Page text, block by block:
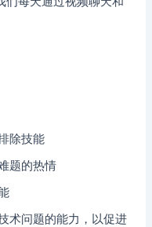
除技能
题的热情
术问题的能力，以促进